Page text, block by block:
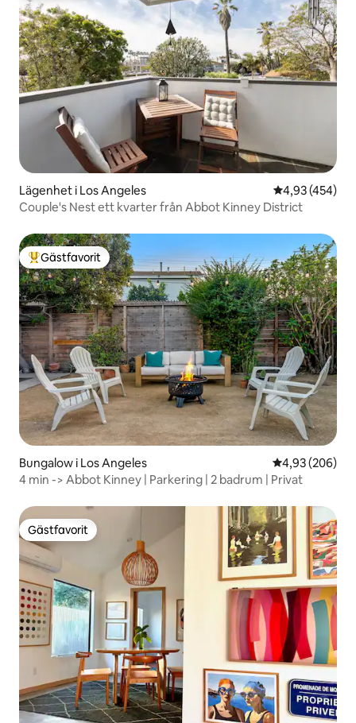
Lägenhet i Los Angeles 4,93 av 5 i
4,93 (454)
Couple's Nest ett kvarter från Abbot Kinney District
Populär gästfavorit
Gästfavorit
Bungalow i Los Angeles 4,93 av 5 i
4,93 (206)
4 min -> Abbot Kinney | Parkering | 2 badrum | Privat
Gästfavorit
Gästfavorit